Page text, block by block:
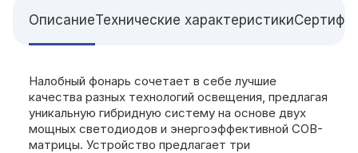
ОписаниеТехнические характеристики
Налобный фонарь сочетает в себе лучшие
качества разных технологий освещения, предлагая
уникальную гибридную систему на основе двух
мощных светодиодов и энергоэффективной COB-
матрицы. Устройство предлагает три